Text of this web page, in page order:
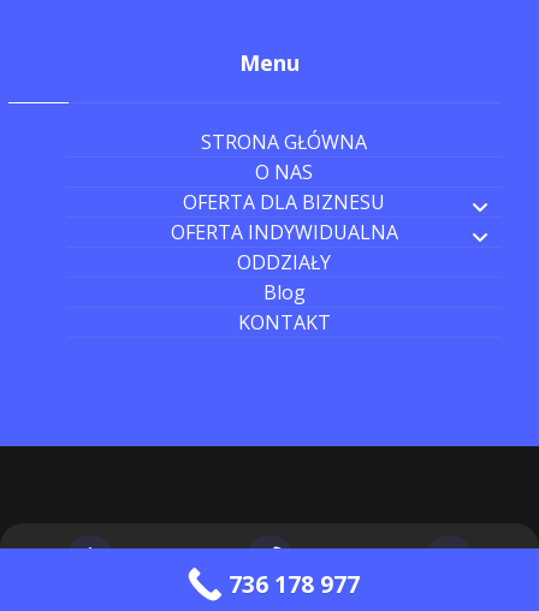
Menu
STRONA GŁÓWNA
O NAS
OFERTA DLA BIZNESU
OFERTA INDYWIDUALNA
ODDZIAŁY
Blog
KONTAKT
Zadzwoń do nas
736 178 977